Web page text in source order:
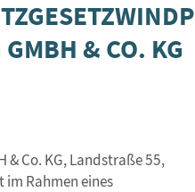
& CO. KG
& Co. KG, Landstraße 55,
Rahmen eines